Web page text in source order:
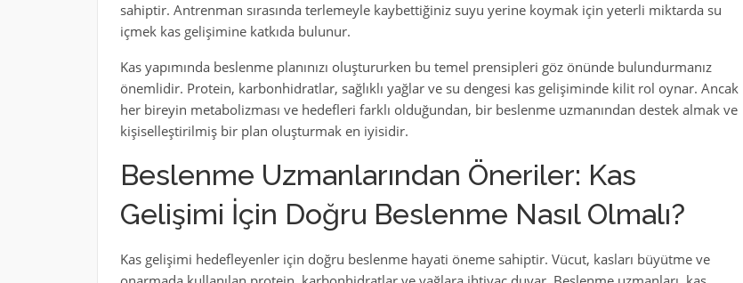
sahiptir. Antrenman sırasında terlemeyle kaybettiğiniz suyu yerine koymak için yeterli miktarda su
içmek kas gelişimine katkıda bulunur.
Kas yapımında beslenme planınızı oluştururken bu temel prensipleri göz önünde bulundurmanız
önemlidir. Protein, karbonhidratlar, sağlıklı yağlar ve su dengesi kas gelişiminde kilit rol oynar. Ancak
her bireyin metabolizması ve hedefleri farklı olduğundan, bir beslenme uzmanından destek almak ve
kişiselleştirilmiş bir plan oluşturmak en iyisidir.
Beslenme Uzmanlarından Öneriler: Kas
Gelişimi İçin Doğru Beslenme Nasıl Olmalı?
Kas gelişimi hedefleyenler için doğru beslenme hayati öneme sahiptir. Vücut, kasları büyütme ve